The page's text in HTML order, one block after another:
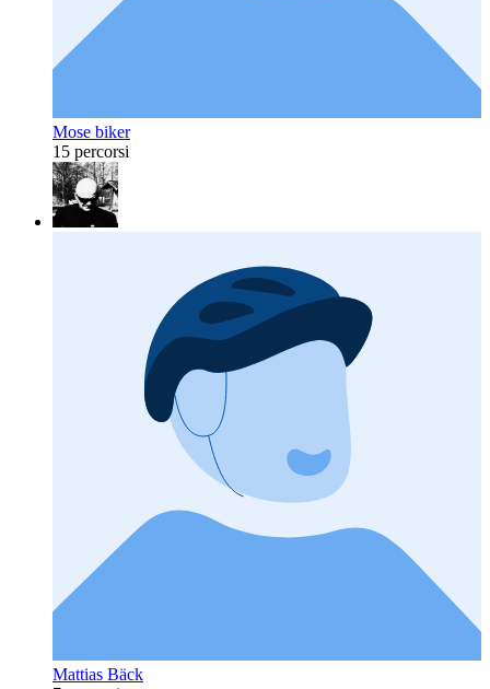
Mose biker
15 percorsi
Mattias Bäck